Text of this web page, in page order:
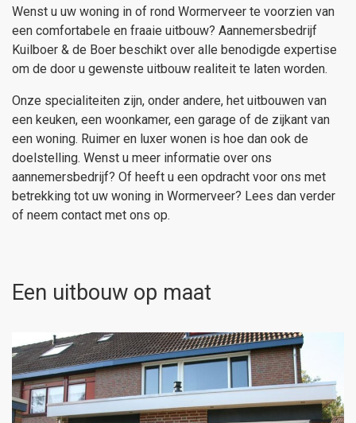
Wenst u uw woning in of rond Wormerveer te voorzien van
een comfortabele en fraaie uitbouw? Aannemersbedrijf
Kuilboer & de Boer beschikt over alle benodigde expertise
om de door u gewenste uitbouw realiteit te laten worden.
Onze specialiteiten zijn, onder andere, het uitbouwen van
een keuken, een woonkamer, een garage of de zijkant van
een woning. Ruimer en luxer wonen is hoe dan ook de
doelstelling. Wenst u meer informatie over ons
aannemersbedrijf? Of heeft u een opdracht voor ons met
betrekking tot uw woning in Wormerveer? Lees dan verder
of neem contact met ons op.
Een uitbouw op maat